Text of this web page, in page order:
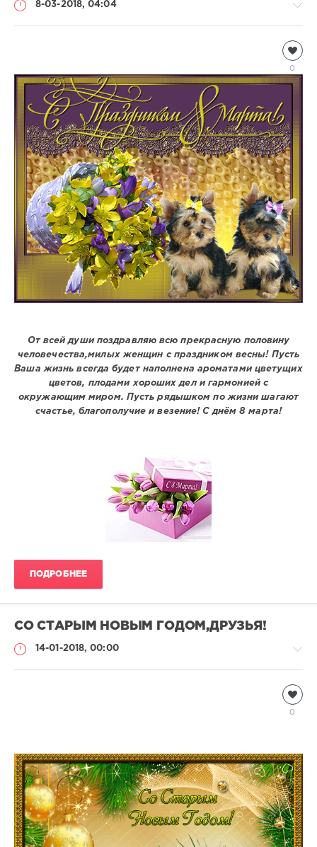
8-03-2018, 04:04
1
779
0
0
От всей души поздравляю всю прекрасную половину
человечества,милых женщин с праздником весны! Пусть
Ваша жизнь всегда будет наполнена ароматами цветущих
цветов, плодами хороших дел и гармонией с
окружающим миром. Пусть рядышком по жизни шагают
счастье, благополучие и везение! С днём 8 марта!
ПОДРОБНЕЕ
СО СТАРЫМ НОВЫМ ГОДОМ,ДРУЗЬЯ!
14-01-2018, 00:00
0
0